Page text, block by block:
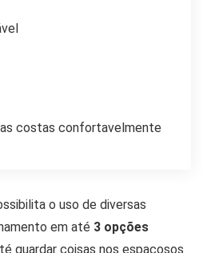
costas confortavelmente
o uso de diversas
em até 3 opções
guardar coisas nos espaçosos